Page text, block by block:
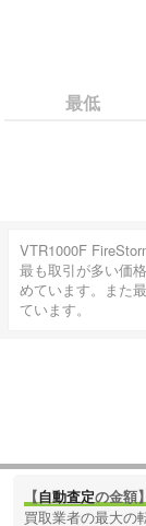
最低
VTR1000F
最も取引が多い価
めています。また
ています。
【自動査定の金額】
買取業者の最大の